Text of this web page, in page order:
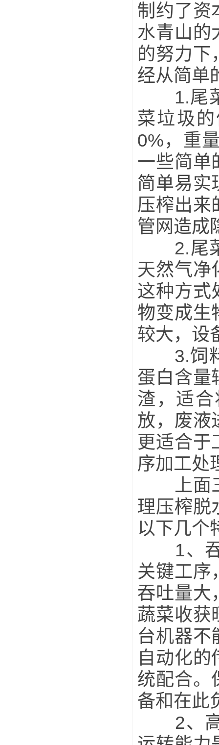
制约了资
水青山的
的努力下
经从简单
1.尾菜
菜垃圾
0%，重
一些简单
简单易实
压榨出来
管网造成
2.尾菜
天然气净
这种方式
物变成生
较大，设
3.饲料
蛋白含量
渣，适
放，废液
更适合于
序加工处
上面三
理压榨脱
以下几个
1、吞
关键工序
吞吐量大
蔬菜收获
台机器不
自动化
统配合。
备和在此
2、高